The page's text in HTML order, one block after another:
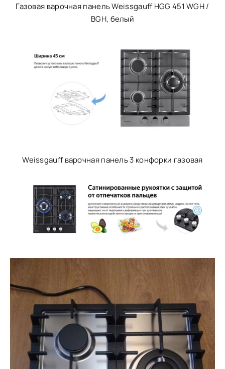
Газовая варочная панель Weissgauff HGG 451 WGH /
BGH, белый
Weissgauff варочная панель 3 конфорки газовая